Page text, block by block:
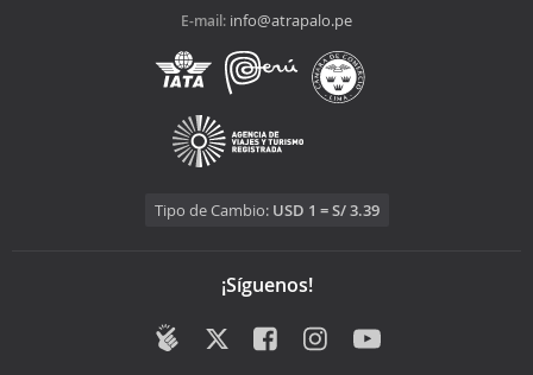
E-mail: info@atrapalo.pe
Tipo de Cambio: USD 1 = S/ 3.39
¡Síguenos!